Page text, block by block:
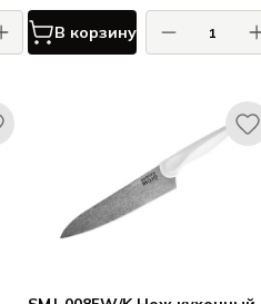
В корзину